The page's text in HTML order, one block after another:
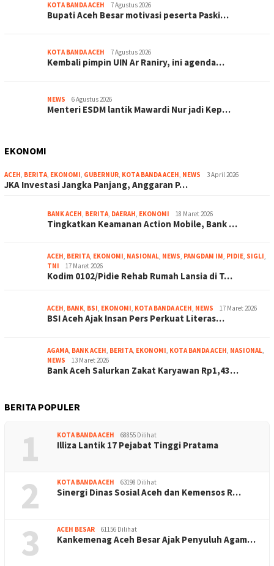
KOTA BANDA ACEH 7 Agustus 2026
Bupati Aceh Besar motivasi peserta Paski…
KOTA BANDA ACEH 7 Agustus 2026
Kembali pimpin UIN Ar Raniry, ini agenda…
NEWS 6 Agustus 2026
Menteri ESDM lantik Mawardi Nur jadi Kep…
EKONOMI
ACEH, BERITA, EKONOMI, GUBERNUR, KOTA BANDA ACEH, NEWS 3 April 2026
JKA Investasi Jangka Panjang, Anggaran P…
BANK ACEH, BERITA, DAERAH, EKONOMI 18 Maret 2026
Tingkatkan Keamanan Action Mobile, Bank …
ACEH, BERITA, EKONOMI, NASIONAL, NEWS, PANGDAM IM, PIDIE, SIGLI,
TNI
17 Maret 2026
Kodim 0102/Pidie Rehab Rumah Lansia di T…
ACEH, BANK, BSI, EKONOMI, KOTA BANDA ACEH, NEWS 17 Maret 2026
BSI Aceh Ajak Insan Pers Perkuat Literas…
AGAMA, BANK ACEH, BERITA, EKONOMI, KOTA BANDA ACEH, NASIONAL,
NEWS
13 Maret 2026
Bank Aceh Salurkan Zakat Karyawan Rp1,43…
BERITA POPULER
1 KOTA BANDA ACEH 68855 Dilihat
Illiza Lantik 17 Pejabat Tinggi Pratama
2 KOTA BANDA ACEH 63198 Dilihat
Sinergi Dinas Sosial Aceh dan Kemensos R…
3 ACEH BESAR 61156 Dilihat
Kankemenag Aceh Besar Ajak Penyuluh Agam…